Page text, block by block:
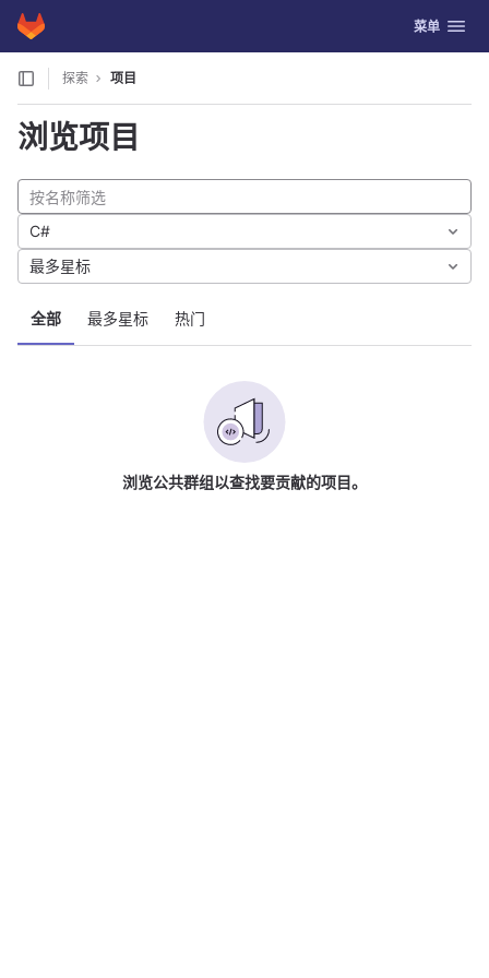
Skip to content
GitLab 切换导航
菜单
探索 项目
浏览项目
全部 最多星标 热门
C#
最多星标
浏览公共群组以查找要贡献的项目。